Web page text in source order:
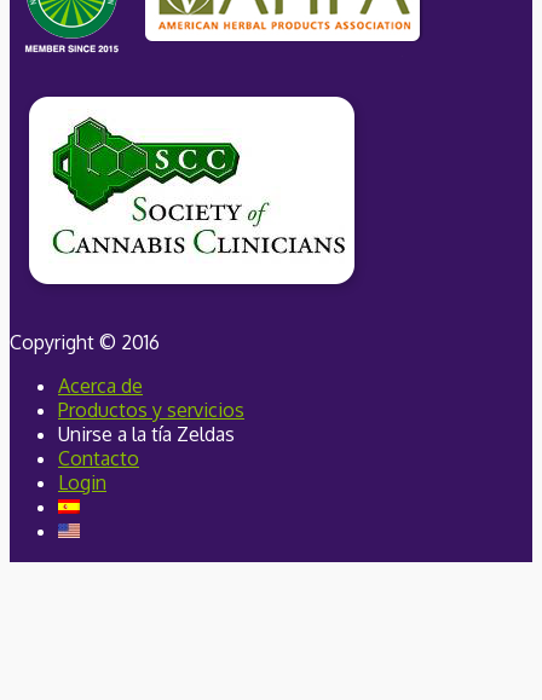
Copyright © 2016
Acerca de
Productos y servicios
Unirse a la tía Zeldas
Contacto
Login